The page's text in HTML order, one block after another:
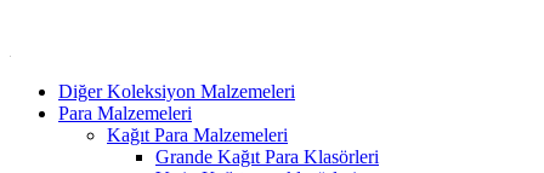
Diğer Koleksiyon Malzemeleri
Para Malzemeleri
Kağıt Para Malzemeleri
Grande Kağıt Para Klasörleri